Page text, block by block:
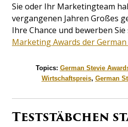
Sie oder Ihr Marketingteam
vergangenen Jahren Großes
Ihre Chance und bewerben Sie
Marketing Awards der
Topics: German Stevie
Wirtschaftspreis, German
Teststäbchen